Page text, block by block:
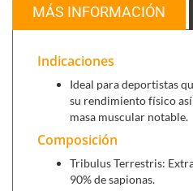
caso de otros extractos
de un suplemento de tribulus
contiene.
aumenta los niveles de
síntesis nitrógeno produciendo
potencia y creando masa
recuperación de las fibras
intenso. LH-90 es un
deportistas que buscan un
MÁS INFORMACIÓN
Indicaciones
Ideal para deportistas
su rendimiento físico
masa muscular notable.
Composición
Tribulus Terrestris:
90% de sapionas.